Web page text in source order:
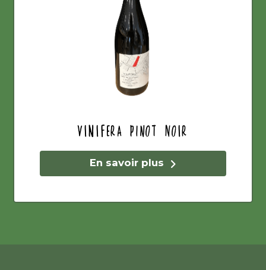
Vinifera Pinot Noir
En savoir plus